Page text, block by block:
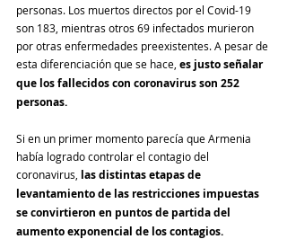
personas. Los muertos directos por el Covid-19
son 183, mientras otros 69 infectados murieron
por otras enfermedades preexistentes. A pesar de
esta diferenciación que se hace, es justo señalar
que los fallecidos con coronavirus son 252
personas.
Si en un primer momento parecía que Armenia
había logrado controlar el contagio del
coronavirus, las distintas etapas de
levantamiento de las restricciones impuestas
se convirtieron en puntos de partida del
aumento exponencial de los contagios.